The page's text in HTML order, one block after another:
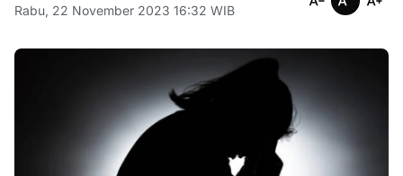
Rabu, 22 November 2023 16:32 WIB